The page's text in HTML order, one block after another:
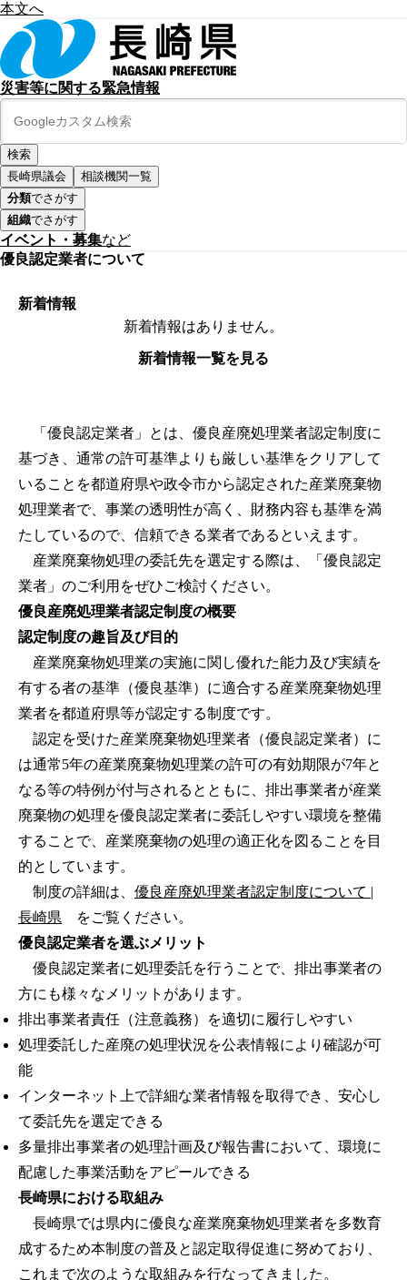
本文へ
災害等に関する緊急情報
長崎県議会
相談機関一覧
分類でさがす
組織でさがす
イベント・募集など
優良認定業者について
新着情報
新着情報はありません。
新着情報一覧を見る
「優良認定業者」とは、優良産廃処理業者認定制度に
基づき、通常の許可基準よりも厳しい基準をクリアして
いることを都道府県や政令市から認定された産業廃棄物
処理業者で、事業の透明性が高く、財務内容も基準を満
たしているので、信頼できる業者であるといえます。
産業廃棄物処理の委託先を選定する際は、「優良認定
業者」のご利用をぜひご検討ください。
優良産廃処理業者認定制度の概要
認定制度の趣旨及び目的
産業廃棄物処理業の実施に関し優れた能力及び実績を
有する者の基準（優良基準）に適合する産業廃棄物処理
業者を都道府県等が認定する制度です。
認定を受けた産業廃棄物処理業者（優良認定業者）に
は通常5年の産業廃棄物処理業の許可の有効期限が7年と
なる等の特例が付与されるとともに、排出事業者が産業
廃棄物の処理を優良認定業者に委託しやすい環境を整備
することで、産業廃棄物の処理の適正化を図ることを目
的としています。
制度の詳細は、 優良産廃処理業者認定制度について |
長崎県 をご覧ください。
優良認定業者を選ぶメリット
優良認定業者に処理委託を行うことで、排出事業者の
方にも様々なメリットがあります。
排出事業者責任（注意義務）を適切に履行しやすい
処理委託した産廃の処理状況を公表情報により確認が可
能
インターネット上で詳細な業者情報を取得でき、安心し
て委託先を選定できる
多量排出事業者の処理計画及び報告書において、環境に
配慮した事業活動をアピールできる
長崎県における取組み
長崎県では県内に優良な産業廃棄物処理業者を多数育
成するため本制度の普及と認定取得促進に努めており、
これまで次のような取組みを行なってきました。